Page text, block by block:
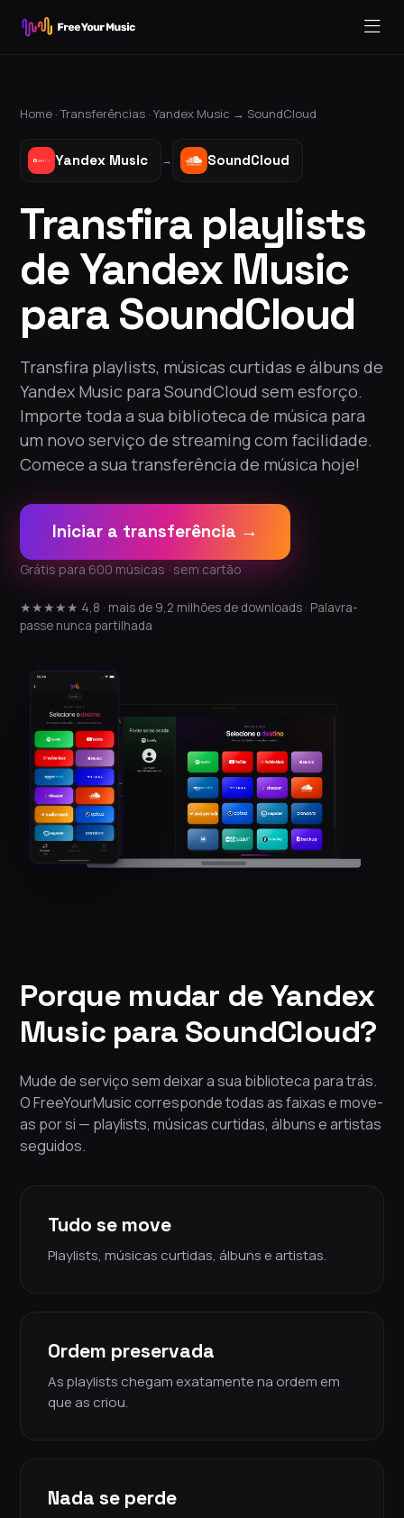
Home ·Transferências · Yandex Music → SoundCloud
Yandex Music → SoundCloud
Transfira playlists
de Yandex Music
para SoundCloud
Transfira playlists, músicas curtidas e álbuns de
Yandex Music para SoundCloud sem esforço.
Importe toda a sua biblioteca de música para
um novo serviço de streaming com facilidade.
Comece a sua transferência de música hoje!
Iniciar a transferência →
Grátis para 600 músicas · sem cartão
★★★★★ 4,8 · mais de 9,2 milhões de downloads · Palavra-
passe nunca partilhada
Porque mudar de Yandex
Music para SoundCloud?
Mude de serviço sem deixar a sua biblioteca para trás.
O FreeYourMusic corresponde todas as faixas e move-
as por si — playlists, músicas curtidas, álbuns e artistas
seguidos.
Tudo se move
Playlists, músicas curtidas, álbuns e artistas.
Ordem preservada
As playlists chegam exatamente na ordem em
que as criou.
Nada se perde